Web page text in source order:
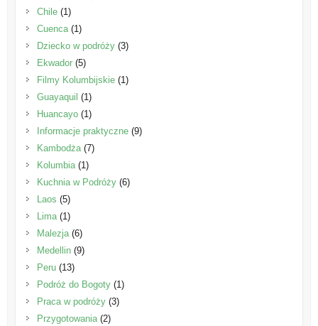
Chile(1)
Cuenca(1)
Dziecko w podróży(3)
Ekwador(5)
Filmy Kolumbijskie(1)
Guayaquil (1)
Huancayo(1)
Informacje praktyczne(9)
Kambodża(7)
Kolumbia(1)
Kuchnia w Podróży(6)
Laos (5)
Lima(1)
Malezja(6)
Medellin(9)
Peru(13)
Podróż do Bogoty(1)
Praca w podróży(3)
Przygotowania(2)